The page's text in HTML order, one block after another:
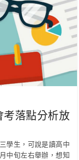
落點分析放
學生，可說是讀高中
中旬左右舉辦，想知